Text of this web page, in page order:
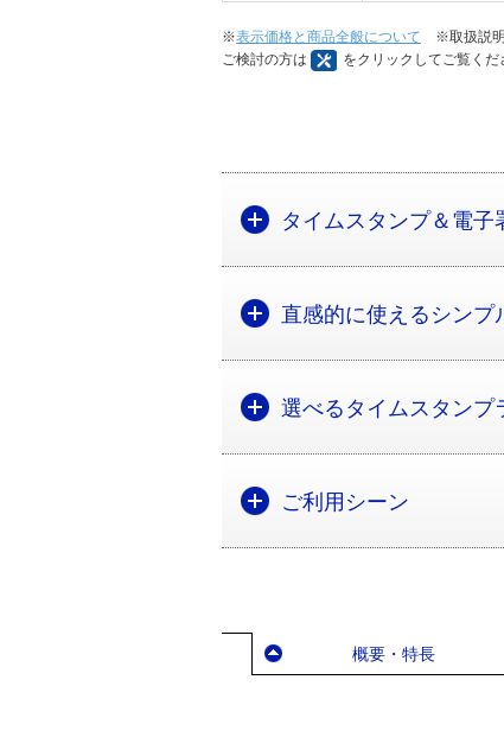
※表示価格と商品全般について ※取扱説明
ご検討の方は
をクリックしてご覧くだ
タイムスタンプ＆電
直感的に使えるシンプ
選べるタイムスタンプ
ご利用シーン
概要・特長